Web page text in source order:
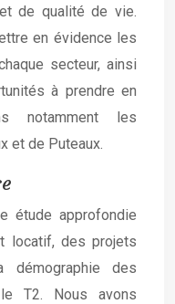
de qualité de vie.
en évidence les
secteur, ainsi
à prendre en
notamment les
et de Puteaux.
étude approfondie
locatif, des projets
des
T2. Nous avons